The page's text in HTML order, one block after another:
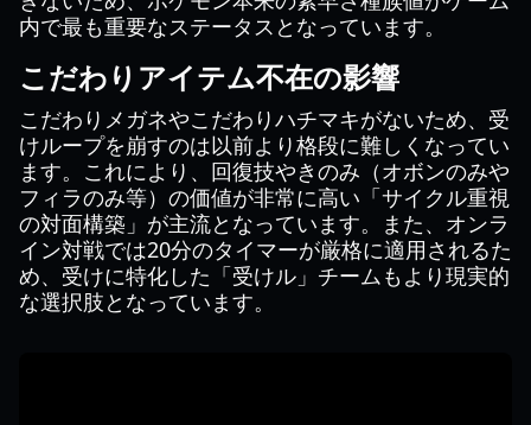
内で最も重要なステータスとなっています。
こだわりアイテム不在の影響
こだわりメガネやこだわりハチマキがないため、受
けループを崩すのは以前より格段に難しくなってい
ます。これにより、回復技やきのみ（オボンのみや
フィラのみ等）の価値が非常に高い「サイクル重視
の対面構築」が主流となっています。また、オンラ
イン対戦では20分のタイマーが厳格に適用されるた
め、受けに特化した「受けル」チームもより現実的
な選択肢となっています。